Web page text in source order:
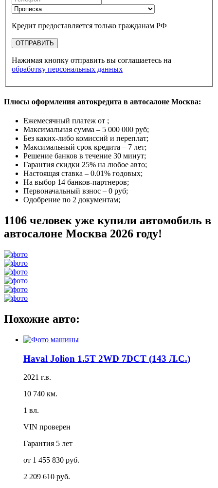
Кредит предоставляется только гражданам РФ
ОТПРАВИТЬ
Нажимая кнопку отправить вы соглашаетесь на
обработку персональных данных
Плюсы оформления автокредита в автосалоне Москва:
Ежемесячный платеж от ;
Максимальная сумма – 5 000 000 руб;
Без каких-либо комиссий и переплат;
Максимальный срок кредита – 7 лет;
Решение банков в течение 30 минут;
Гарантия скидки 25% на любое авто;
Настоящая ставка – 0.01% годовых;
На выбор 14 банков-партнеров;
Первоначальный взнос – 0 руб;
Одобрение по 2 документам;
1106 человек уже купили автомобиль в
автосалоне Москва 2026 году!
Похожие авто:
Haval Jolion 1.5T 2WD 7DCT (143 Л.С.)
2021 г.в.
10 740 км.
1 вл.
VIN проверен
Гарантия 5 лет
от 1 455 830 руб.
2 209 610 руб.